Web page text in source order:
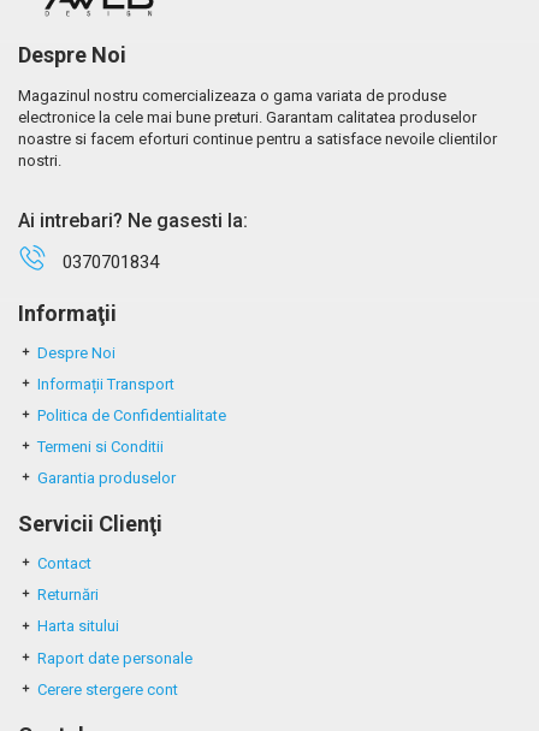
Despre Noi
Magazinul nostru comercializeaza o gama variata de produse
electronice la cele mai bune preturi. Garantam calitatea produselor
noastre si facem eforturi continue pentru a satisface nevoile clientilor
nostri.
Ai intrebari? Ne gasesti la:
0370701834
Informaţii
Despre Noi
Informații Transport
Politica de Confidentialitate
Termeni si Conditii
Garantia produselor
Servicii Clienţi
Contact
Returnări
Harta sitului
Raport date personale
Cerere stergere cont